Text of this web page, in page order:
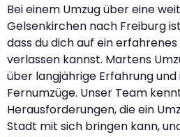
Bei einem Umzug über eine
Gelsenkirchen nach Freiburg
dass du dich auf ein
verlassen kannst. Martens
über langjährige Erfahrung
Fernumzüge. Unser Team
Herausforderungen, die ein
Stadt mit sich bringen kann,